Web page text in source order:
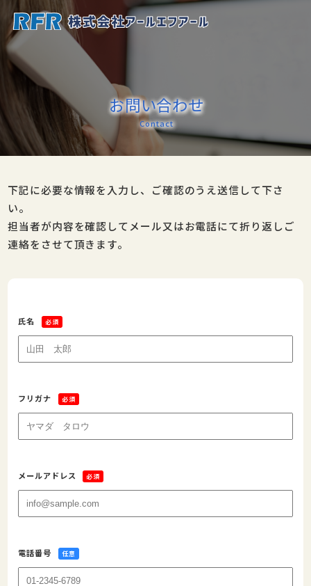
お問い合わせ
Contact
下記に必要な情報を入力し、ご確認のうえ送信して下さ
い。
担当者が内容を確認してメール又はお電話にて折り返しご
連絡をさせて頂きます。
氏名 必須
フリガナ 必須
メールアドレス 必須
電話番号 任意